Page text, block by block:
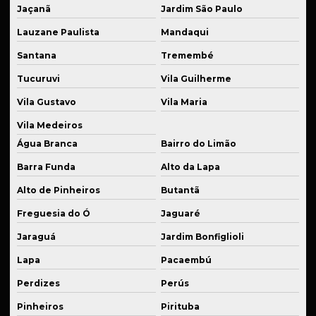
Fabricante de sistema de suspensão
Fabricante de sistemas de suspensão especiais
Fabricante de suspensão a ar
Fornecedor de componentes para suspensão esportiva
Fornecedor de eixos usinados
Fornecedor de kits para suspensão
Fornecedor de molas para suspensão esportiva
Fornecedor de peças industriais plásticas
Fornecedor de peças em latão industrial
Fornecedor de peças de reposição industrial
Fornecedor de serviços de soldagem técnica
Fornecedor de usinagem industrial
Industrialização de peças
Jaçanã Jardim São Paulo
Lauzane Paulista Mandaqui
Santana Tremembé
Tucuruvi Vila Guilherme
Vila Gustavo Vila Maria
Vila Medeiros
Água Branca
Bairro do Limão
Barra Funda Alto da Lapa
Alto de Pinheiros Butantã
Freguesia do Ó Jaguaré
Jaraguá Jardim Bonfiglioli
Lapa Pacaembú
Perdizes Perús
Pinheiros Pirituba